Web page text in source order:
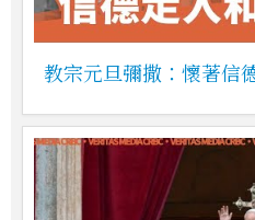
教宗元旦彌撒：懷著信